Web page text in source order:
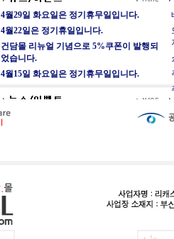
4월29일 화요일은 정기휴무일입니다.
4월22일은 정기휴일입니다.
건담몰 리뉴얼 기념으로 5%쿠폰이 발행되
었습니다.
4월15일 화요일은 정기휴무일입니다.